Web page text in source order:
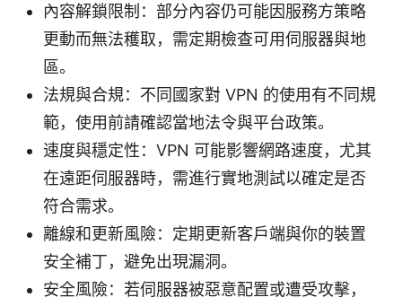
內容解鎖限制：部分內容仍可能因服務方策略
更動而無法穫取，需定期檢查可用伺服器與地
區。
法規與合規：不同國家對 VPN 的使用有不同規
範，使用前請確認當地法令與平台政策。
速度與穩定性：VPN 可能影響網路速度，尤其
在遠距伺服器時，需進行實地測試以確定是否
符合需求。
離線和更新風險：定期更新客戶端與你的裝置
安全補丁，避免出現漏洞。
安全風險：若伺服器被惡意配置或遭受攻擊，